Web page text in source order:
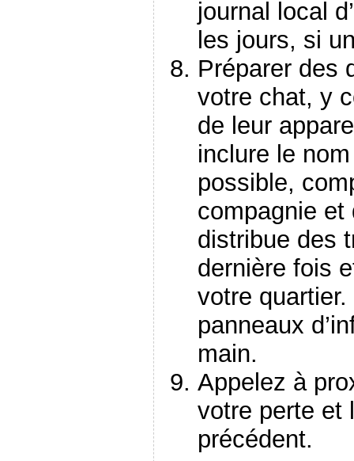
journal local
les jours, si
Préparer des
votre chat, y
de leur
inclure le
possible,
compagnie et
distribue des
dernière fois
votre
panneaux
main.
Appelez à
votre perte et
précédent.